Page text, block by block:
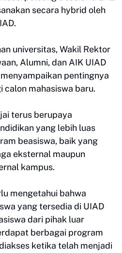
secara hybrid oleh
universitas, Wakil Rektor
Alumni, dan AIK UIAD
pentingnya
mahasiswa baru.
terus berupaya
yang lebih luas
beasiswa, baik yang
eksternal maupun
kampus.
mengetahui bahwa
yang tersedia di UIAD
dari pihak luar
berbagai program
ketika telah menjadi